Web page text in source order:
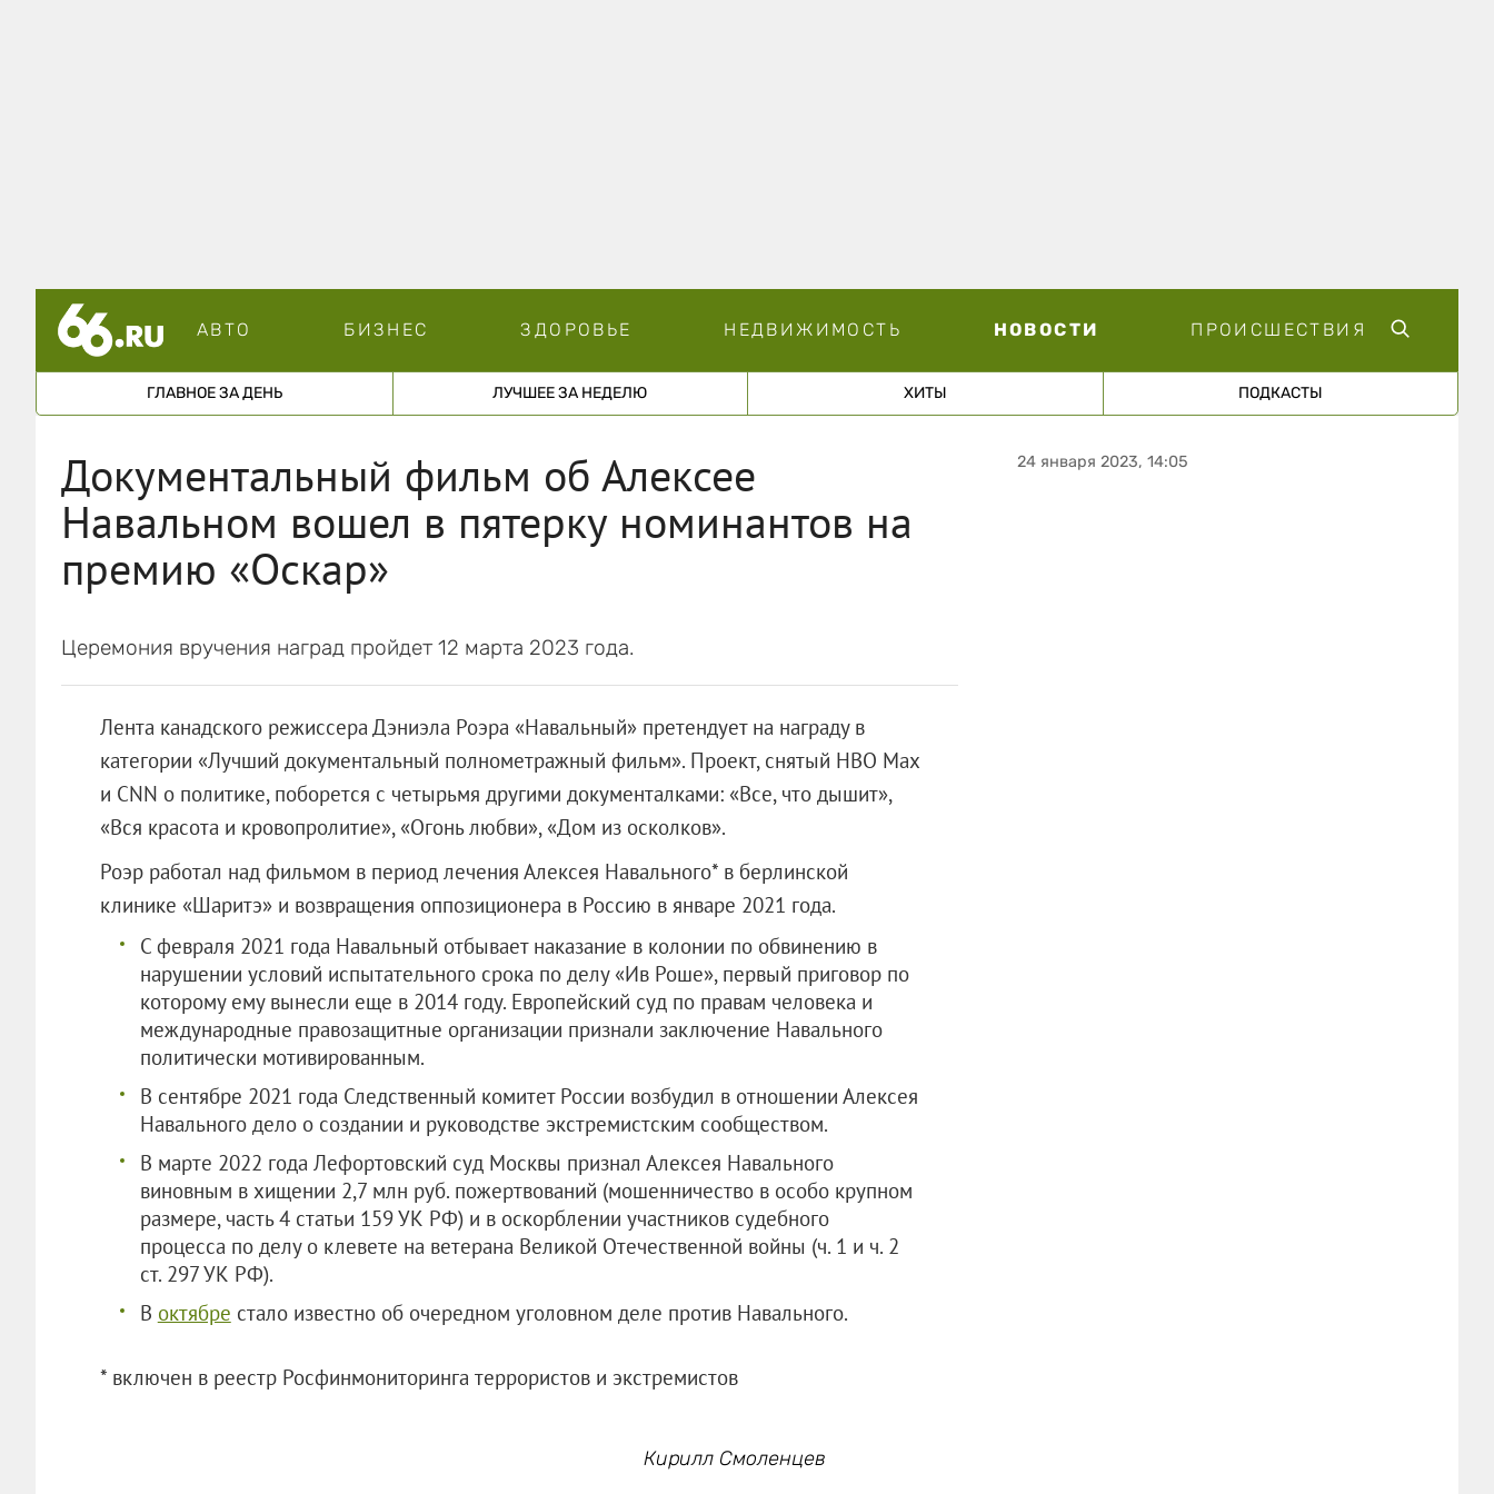
АВТО БИЗНЕС ЗДОРОВЬЕ НЕДВИЖИМОСТЬ НОВОСТИ ПРОИСШЕСТВИЯ
ГЛАВНОЕ ЗА ДЕНЬ ЛУЧШЕЕ ЗА НЕДЕЛЮ ХИТЫ ПОДКАСТЫ
Документальный фильм об Алексее
Навальном вошел в пятерку номинантов на
премию «Оскар»
Церемония вручения наград пройдет 12 марта 2023 года.
Лента канадского режиссера Дэниэла Роэра «Навальный» претендует на награду в
категории «Лучший документальный полнометражный фильм». Проект, снятый HBO Max
и CNN о политике, поборется с четырьмя другими документалками: «Все, что дышит»,
«Вся красота и кровопролитие», «Огонь любви», «Дом из осколков».
Роэр работал над фильмом в период лечения Алексея Навального* в берлинской
клинике «Шаритэ» и возвращения оппозиционера в Россию в январе 2021 года.
С февраля 2021 года Навальный отбывает наказание в колонии по обвинению в
нарушении условий испытательного срока по делу «Ив Роше», первый приговор по
которому ему вынесли еще в 2014 году. Европейский суд по правам человека и
международные правозащитные организации признали заключение Навального
политически мотивированным.
В сентябре 2021 года Следственный комитет России возбудил в отношении Алексея
Навального дело о создании и руководстве экстремистским сообществом.
В марте 2022 года Лефортовский суд Москвы признал Алексея Навального
виновным в хищении 2,7 млн руб. пожертвований (мошенничество в особо крупном
размере, часть 4 статьи 159 УК РФ) и в оскорблении участников судебного
процесса по делу о клевете на ветерана Великой Отечественной войны (ч. 1 и ч. 2
ст. 297 УК РФ).
В октябре стало известно об очередном уголовном деле против Навального.
* включен в реестр Росфинмониторинга террористов и экстремистов
Кирилл Смоленцев
24 января 2023, 14:05